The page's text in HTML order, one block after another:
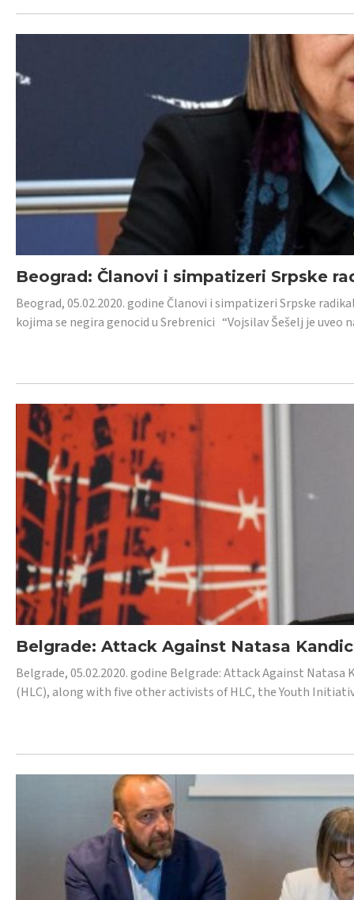
Beograd: Članovi i simpatizeri Srpske
Beograd, 05.02.2020. godine Članovi i simpatizeri Srpske
kojima se negira genocid u Srebrenici “Vojsilav Šešelj je uveo
Belgrade: Attack Against Natasa
Belgrade, 05.02.2020. godine Belgrade: Attack Against
(HLC), along with five other activists of HLC, the Youth